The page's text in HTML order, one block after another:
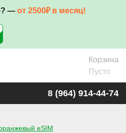
— от 2500₽ в месяц!
Корзина
Пусто
8 (964) 914-44-74
eSIM